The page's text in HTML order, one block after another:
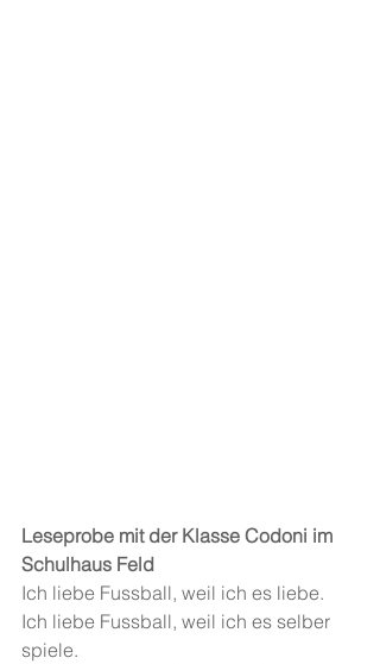
Leseprobe mit der Klasse Codoni im
Schulhaus Feld
Ich liebe Fussball, weil ich es liebe.
Ich liebe Fussball, weil ich es selber
spiele.